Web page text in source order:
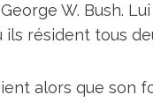
W. Bush.
résident tous
alors que son